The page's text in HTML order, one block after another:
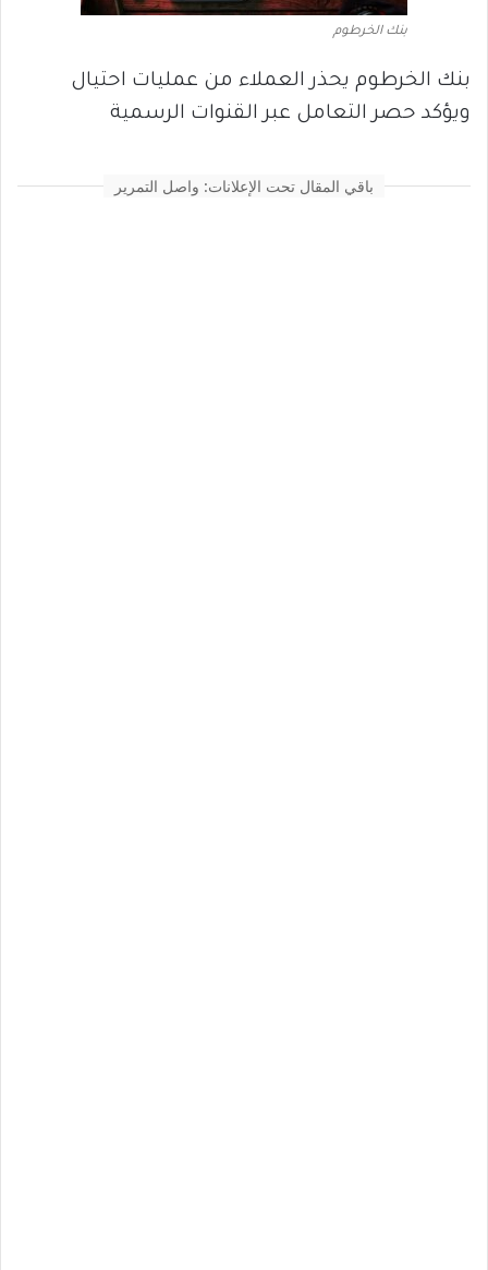
بنك الخرطوم
بنك الخرطوم يحذر العملاء من عمليات احتيال
ويؤكد حصر التعامل عبر القنوات الرسمية
باقي المقال تحت الإعلانات: واصل التمرير